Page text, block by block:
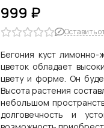
999 ₽
Оставить
Бегония куст
цветок обладает
цвету и форме. Он
Высота растения
небольшом
долговечность и